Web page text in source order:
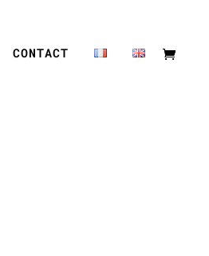
CONTACT